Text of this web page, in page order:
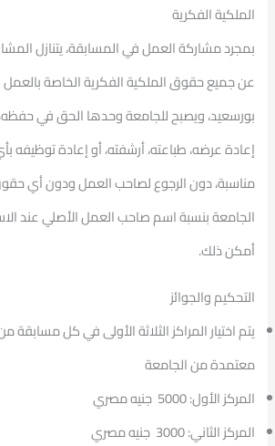
الملكية الفكرية
بمجرد مشاركة العمل في المسابقة، يتنازل
عن جميع حقوق الملكية الفكرية الخاصة
بورسعيد، ويصبح للجامعة وحدها الحق في
إعادة عرضه، طباعته، أرشفته، أو إعادة توظيفه
مناسبة، دون الرجوع لصاحب العمل ودون أي
الجامعة بنسبة اسم صاحب العمل الأصلي عند
أمكن ذلك.
التحكيم والجوائز
يتم اختيار المراكز الثلاثة الأولى في كل
معتمدة من الجامعة
المركز الأول: 5000 جنيه مصري
المركز الثاني: 3000 جنيه مصري